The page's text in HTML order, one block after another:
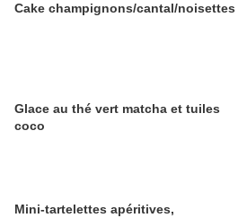
Cake champignons/cantal/noisettes
Glace au thé vert matcha et tuiles
coco
Mini-tartelettes apéritives,